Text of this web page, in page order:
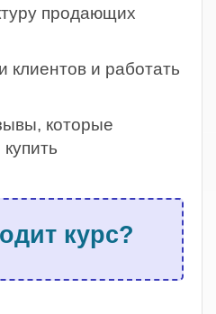
продающих
клиентов и работать
которые
курс?